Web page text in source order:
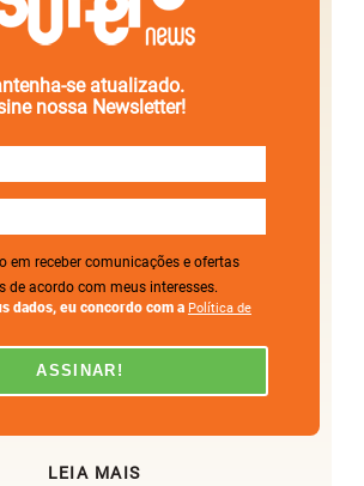
se atualizado.
nossa Newsletter!
em receber comunicações e ofertas
de acordo com meus interesses.
dados, eu concordo com a Política de
LEIA MAIS